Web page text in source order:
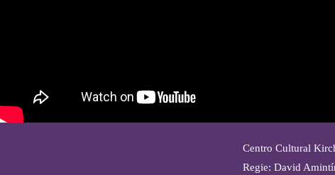
Centro Cultural
Regie: David